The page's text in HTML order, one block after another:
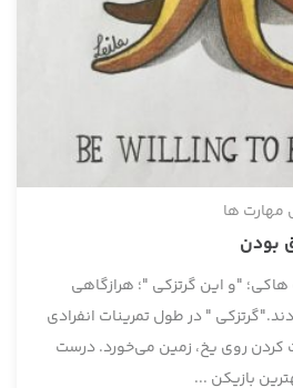
"و این گرتزکی "؛ هرازگاهی
" در طول تمرينات انفرادي
روي يخ، زمين مي‌خورد. درست
بازيكن ...